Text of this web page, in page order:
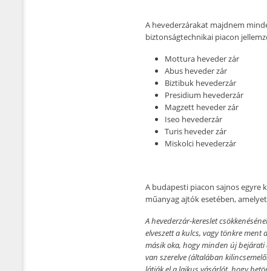
A hevederzárakat majdnem
biztonságtechnikai piacon
Mottura heveder zár
Abus heveder zár
Biztibuk hevederzár
Presidium hevederzár
Magzett heveder zár
Iseo hevederzár
Turis heveder zár
Miskolci hevederzár
A budapesti piacon sajnos egyre
műanyag ajtók esetében,
A hevederzár-kereslet
elveszett a kulcs, vagy tönkre ment
másik oka, hogy minden új
van szerelve (általában